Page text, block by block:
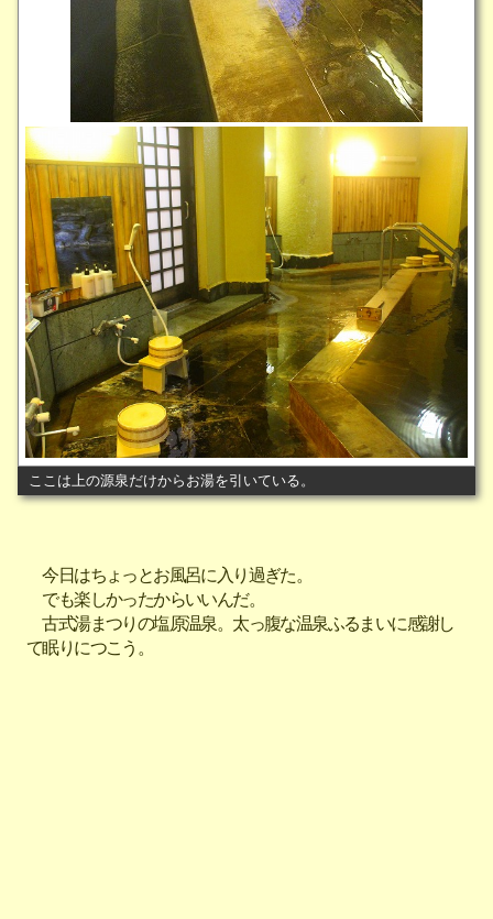
ここは上の源泉だけからお湯を引いている。
今日はちょっとお風呂に入り過ぎた。
でも楽しかったからいいんだ。
古式湯まつりの塩原温泉。太っ腹な温泉ふるまいに感謝し
て眠りにつこう。